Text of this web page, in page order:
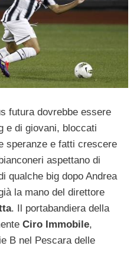
futura dovrebbe essere
e di giovani, bloccati
speranze e fatti crescere
aspettano di
qualche big dopo Andrea
la mano del direttore
. Il portabandiera della
Ciro Immobile,
B nel Pescara delle